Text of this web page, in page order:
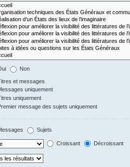
Non
et messages
uniquement
uniquement
message des sujets uniquement
Sujets
Croissant Décroissant